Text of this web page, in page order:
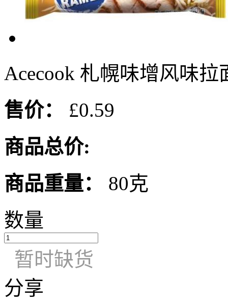
Acecook 札幌味增风味拉
售价：
£0.59
商品总价:
商品重量：
80克
数量
暂时缺货
分享